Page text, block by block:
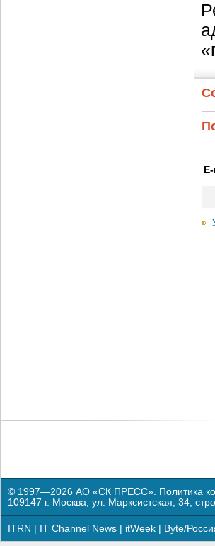
© 1997—2026 АО «СК ПРЕСС». Политика
109147 г. Москва, ул. Марксистская, 34,
ITRN IT Channel News itWeek Byte/